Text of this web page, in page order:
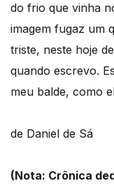
do frio que vinha
imagem fugaz um
triste, neste hoje
quando escrevo.
meu balde, como
de Daniel de Sá
(Nota: Crônica